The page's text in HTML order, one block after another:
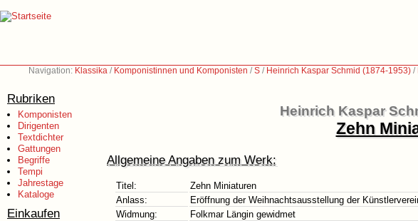
Navigation: Klassika / Komponistinnen und Komponisten /S / Heinrich Kaspar Schmid (1874-1953) /
Rubriken
Komponisten
Dirigenten
Textdichter
Gattungen
Begriffe
Tempi
Jahrestage
Kataloge
Einkaufen
Heinrich Kaspar
Zehn
Allgemeine Angaben zum Werk:
Titel:
Zehn Miniaturen
Anlass:
Eröffnung der Weihnachtsausstellung der
Widmung:
Folkmar Längin gewidmet